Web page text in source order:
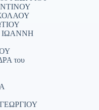
ΙΩΑΝΝΗ
του